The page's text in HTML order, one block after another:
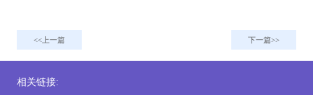
上一篇 下一篇
相关链接: